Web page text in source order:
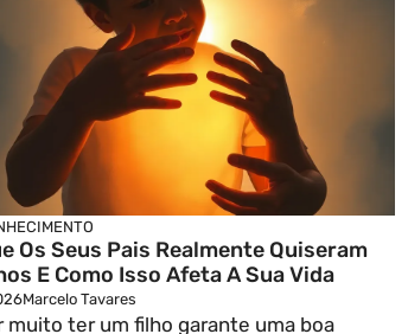
Os Seus Pais Realmente Quiseram
E Como Isso Afeta A Sua Vida
Marcelo Tavares
muito ter um filho garante uma boa